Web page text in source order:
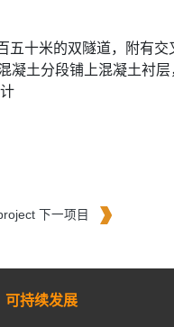
十米的双隧道，附有交
凝土分段铺上混凝土衬
下一项目
可持续发展